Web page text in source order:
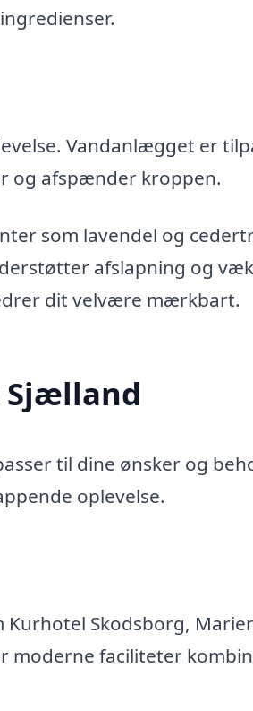
Vandanlægget er
og afspænder kroppen.
som lavendel og
afslapning og
dit velvære mærkbart.
Sjælland
til dine ønsker og
oplevelse.
Skodsborg,
moderne faciliteter